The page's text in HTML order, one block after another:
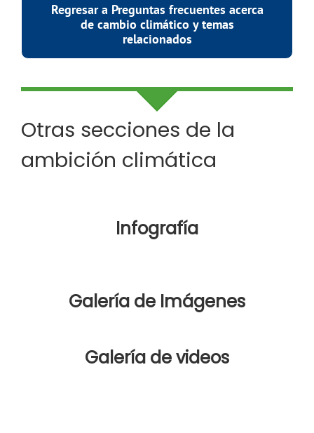
Regresar a Preguntas frecuentes acerca
de cambio climático y temas
relacionados
Otras secciones de la
ambición climática
Infografía
Galería de Imágenes
Galería de videos